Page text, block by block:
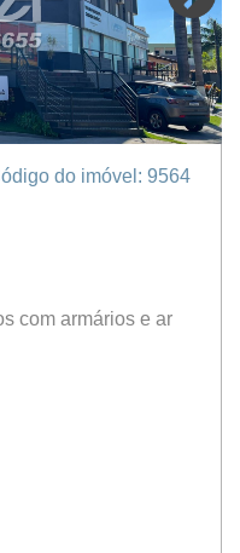
do imóvel: 9564
com armários e ar